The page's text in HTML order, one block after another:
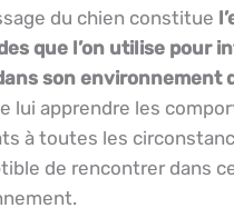
du chien constitue
que l’on utilise pour
son environnement
lui apprendre les
à toutes les
de rencontrer dans